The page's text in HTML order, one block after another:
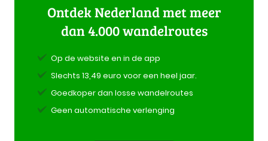
Ontdek Nederland met meer
dan 4.000 wandelroutes
Op de website en in de app
Slechts 13,49 euro voor een heel jaar.
Goedkoper dan losse wandelroutes
Geen automatische verlenging